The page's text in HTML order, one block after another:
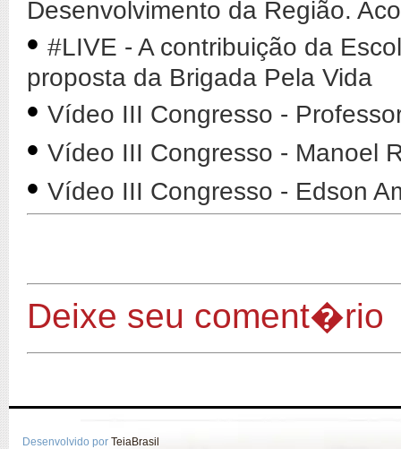
Desenvolvimento da Região.
• #LIVE - A contribuição da
proposta da Brigada Pela Vida
• Vídeo III Congresso -
• Vídeo III Congresso - Manoel
• Vídeo III Congresso - Edson
Deixe seu coment�rio
Desenvolvido por TeiaBrasil